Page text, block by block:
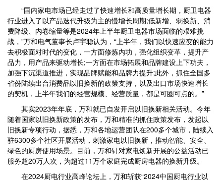
“国内家电市场已经走过了快速增长和高质量增长期，厨卫电器
行业进入了以产品迭代升级为主的慢增长周期;低新增、弱换新、消
费降级、内卷缩量等是2024年上半年厨卫电器市场面临的艰难挑
战，”万和电气董事长卢宇聪认为，“上半年，我们以快速应变的能力
去积极面对时代的变化，一方面修炼内功，强化组织变革，提升产
品力，用产品来驱动增长;一方面在市场拓展和品牌建设上下功夫，
加强下沉渠道推进，实现品牌赋能和品牌力提升;此外，抓住全国多
省份陆续出台消费品以旧换新的政策支持，以及出口市场快速增长
的契机，上半年我们的经营规模、经营质量，都是可圈可点的。”
其实2023年年底，万和就已自发开启以旧换新相关活动。今年
随着国家以旧换新政策的发布，万和精准的抓住政策发布，发起以
旧换新专项行动，据悉，万和各地运营团队在200多个城市，陆续入
驻6300多个社区开展活动，刺激家电以旧换新，推动智能、安全、
绿色的厨房使用场景。目前，万和针对家电焕新开展的公益活动已
服务超20万人次，为超过11万个家庭完成厨房电器的换新升级。
在2024厨电行业高峰论坛上，万和斩获“2024中国厨电行业以